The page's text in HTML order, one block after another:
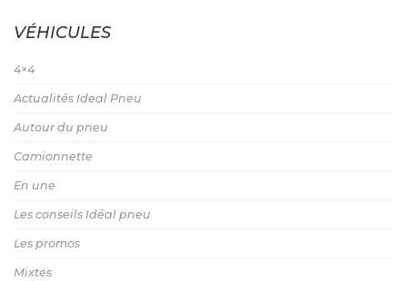
VÉHICULES
4×4
Actualités Ideal Pneu
Autour du pneu
Camionnette
En une
Les conseils Idéal pneu
Les promos
Mixtes